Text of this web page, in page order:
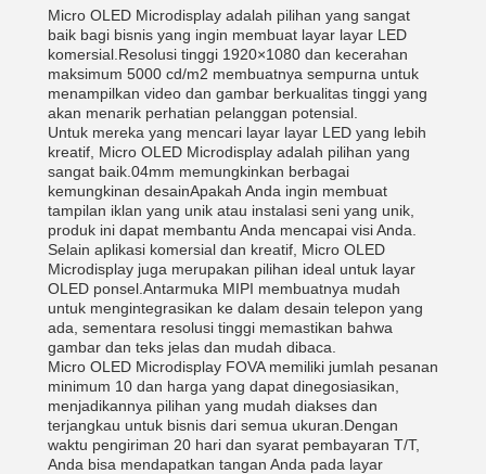
Micro OLED Microdisplay adalah pilihan yang sangat
baik bagi bisnis yang ingin membuat layar layar LED
komersial.Resolusi tinggi 1920×1080 dan kecerahan
maksimum 5000 cd/m2 membuatnya sempurna untuk
menampilkan video dan gambar berkualitas tinggi yang
akan menarik perhatian pelanggan potensial.
Untuk mereka yang mencari layar layar LED yang lebih
kreatif, Micro OLED Microdisplay adalah pilihan yang
sangat baik.04mm memungkinkan berbagai
kemungkinan desainApakah Anda ingin membuat
tampilan iklan yang unik atau instalasi seni yang unik,
produk ini dapat membantu Anda mencapai visi Anda.
Selain aplikasi komersial dan kreatif, Micro OLED
Microdisplay juga merupakan pilihan ideal untuk layar
OLED ponsel.Antarmuka MIPI membuatnya mudah
untuk mengintegrasikan ke dalam desain telepon yang
ada, sementara resolusi tinggi memastikan bahwa
gambar dan teks jelas dan mudah dibaca.
Micro OLED Microdisplay FOVA memiliki jumlah pesanan
minimum 10 dan harga yang dapat dinegosiasikan,
menjadikannya pilihan yang mudah diakses dan
terjangkau untuk bisnis dari semua ukuran.Dengan
waktu pengiriman 20 hari dan syarat pembayaran T/T,
Anda bisa mendapatkan tangan Anda pada layar